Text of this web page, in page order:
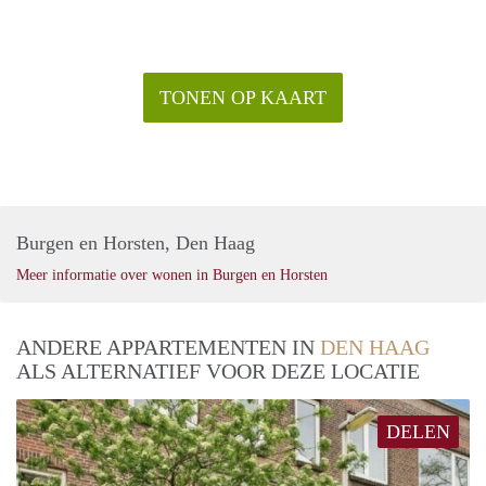
TONEN OP KAART
Burgen en Horsten, Den Haag
Meer informatie over wonen in Burgen en Horsten
ANDERE APPARTEMENTEN IN DEN HAAG
ALS ALTERNATIEF VOOR DEZE LOCATIE
DELEN